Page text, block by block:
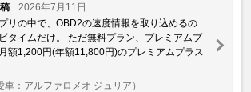
2026年7月11日
リの中で、OBD2の速度情報を取り込めるの
タイムだけ。 ただ無料プラン、プレミアムプ
額1,200円(年額11,800円)のプレミアムプラス
車：アルファロメオ ジュリア）